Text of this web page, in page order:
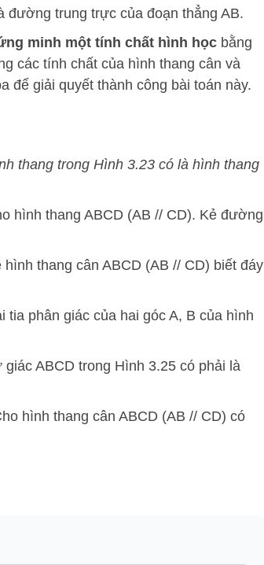
trung trực của đoạn thẳng AB.
minh một tính chất hình học bằng
các tính chất của hình thang cân và
để giải quyết thành công bài toán này.
thang trong Hình 3.23 có là hình thang
hình thang ABCD (AB // CD). Kẻ đường
hình thang cân ABCD (AB // CD) biết đáy
tia phân giác của hai góc A, B của hình
giác ABCD trong Hình 3.25 có phải là
hình thang cân ABCD (AB // CD) có